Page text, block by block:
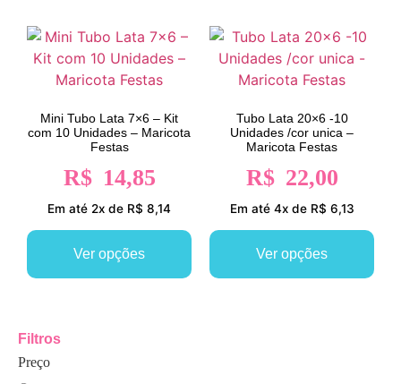
Mini Tubo Lata 7×6 – Kit
com 10 Unidades – Maricota
Festas
R$ 14,85
Em até 2x de R$ 8,14
Ver opções
Tubo Lata 20×6 -10
Unidades /cor unica –
Maricota Festas
R$ 22,00
Em até 4x de R$ 6,13
Ver opções
Filtros
Preço